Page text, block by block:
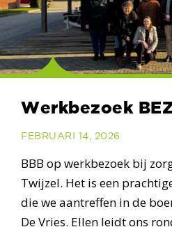
Werkbezoek
FEBRUARI 14, 2026
BBB op werkbezoek bij
Twijzel. Het is een
die we aantreffen in de
De Vries. Ellen leidt ons